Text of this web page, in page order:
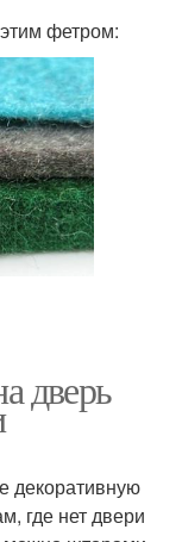
фетром:
дверь
декоративную
где нет двери